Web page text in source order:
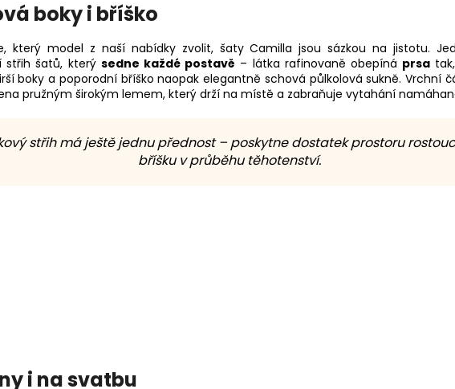
boky i bříško
který model z naší nabídky zvolit, šaty Camilla jsou sázkou na jistotu.
střih šatů, který sedne každé postavě – látka rafinovaně obepíná prsa
boky a poporodní bříško naopak elegantně schová půlkolová sukně. Vrchní
pružným širokým lemem, který drží na místě a zabraňuje vytahání
střih má ještě jednu přednost – poskytne dostatek prostoru
bříšku v průběhu těhotenství.
i na svatbu